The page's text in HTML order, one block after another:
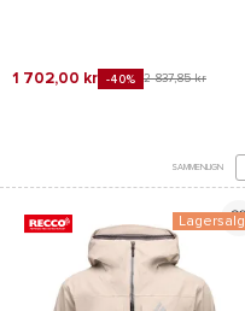
1 702,00 kr -40% 2 837,85 kr
SAMMENLIGN
Lagersalg